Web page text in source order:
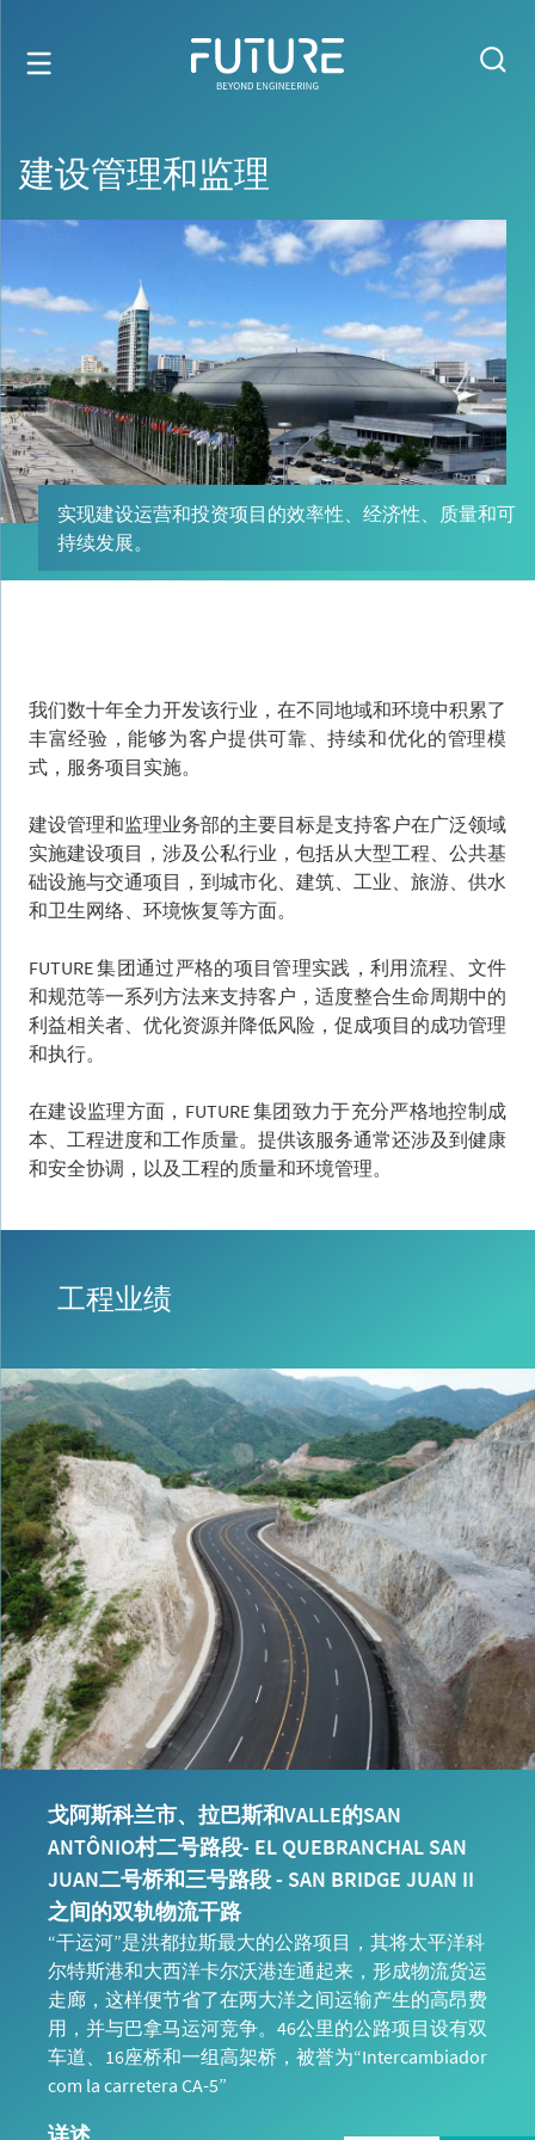
建设管理和监理
实现建设运营和投资项目的效率性、经济性、质量和可
持续发展。
我们数十年全力开发该行业，在不同地域和环境中积累了
丰富经验，能够为客户提供可靠、持续和优化的管理模
式，服务项目实施。
建设管理和监理业务部的主要目标是支持客户在广泛领域
实施建设项目，涉及公私行业，包括从大型工程、公共基
础设施与交通项目，到城市化、建筑、工业、旅游、供水
和卫生网络、环境恢复等方面。
FUTURE 集团通过严格的项目管理实践，利用流程、文件
和规范等一系列方法来支持客户，适度整合生命周期中的
利益相关者、优化资源并降低风险，促成项目的成功管理
和执行。
在建设监理方面，FUTURE 集团致力于充分严格地控制成
本、工程进度和工作质量。提供该服务通常还涉及到健康
和安全协调，以及工程的质量和环境管理。
工程业绩
戈阿斯科兰市、拉巴斯和VALLE的SAN
ANTÔNIO村二号路段- EL QUEBRANCHAL SAN
JUAN二号桥和三号路段 - SAN BRIDGE JUAN II
之间的双轨物流干路
“干运河”是洪都拉斯最大的公路项目，其将太平洋科
尔特斯港和大西洋卡尔沃港连通起来，形成物流货运
走廊，这样便节省了在两大洋之间运输产生的高昂费
用，并与巴拿马运河竞争。46公里的公路项目设有双
车道、16座桥和一组高架桥，被誉为“Intercambiador
com la carretera CA-5”